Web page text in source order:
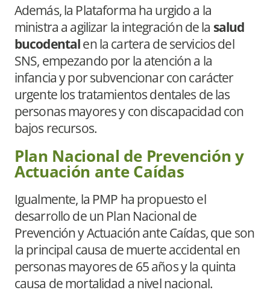
Además, la Plataforma ha urgido a la
ministra a agilizar la integración de la salud
bucodentalen la cartera de servicios del
SNS, empezando por la atención a la
infancia y por subvencionar con carácter
urgente los tratamientos dentales de las
personas mayores y con discapacidad con
bajos recursos.
Plan Nacional de Prevención y
Actuación ante Caídas
Igualmente, la PMP ha propuesto el
desarrollo de un Plan Nacional de
Prevención y Actuación ante Caídas, que son
la principal causa de muerte accidental en
personas mayores de 65 años y la quinta
causa de mortalidad a nivel nacional.